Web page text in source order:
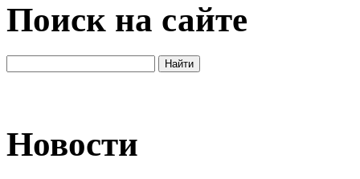
Поиск на сайте
Новости